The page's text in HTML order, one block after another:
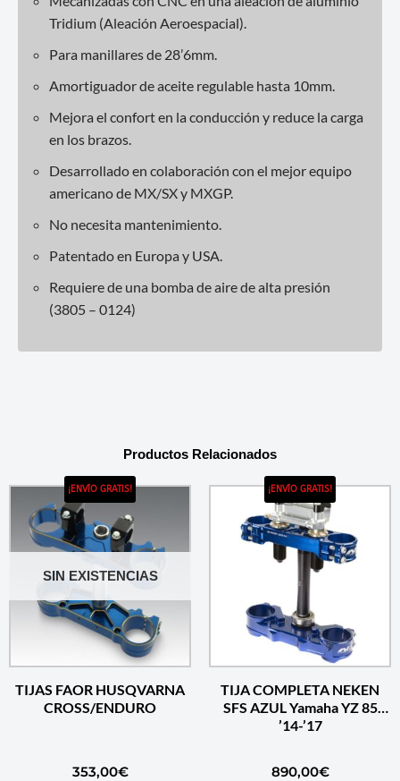
Tridium (Aleación Aeroespacial).
Para manillares de 28’6mm.
Amortiguador de aceite regulable hasta 10mm.
Mejora el confort en la conducción y reduce la carga
en los brazos.
Desarrollado en colaboración con el mejor equipo
americano de MX/SX y MXGP.
No necesita mantenimiento.
Patentado en Europa y USA.
Requiere de una bomba de aire de alta presión
(3805 – 0124)
Productos Relacionados
SIN EXISTENCIAS
¡ENVÍO GRATIS!
TIJAS FAOR HUSQVARNA
CROSS/ENDURO
353,00€
¡ENVÍO GRATIS!
TIJA COMPLETA NEKEN
SFS AZUL Yamaha YZ 85
’14-’17
890,00€